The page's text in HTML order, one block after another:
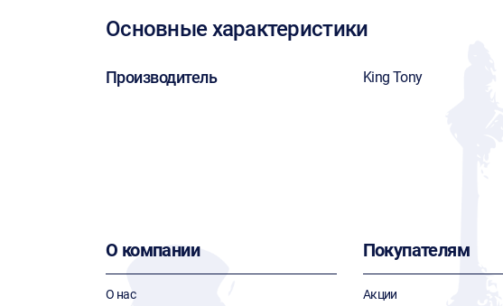
Основные характеристики
Производитель King Tony
О компании
О нас
Покупателям
Акции